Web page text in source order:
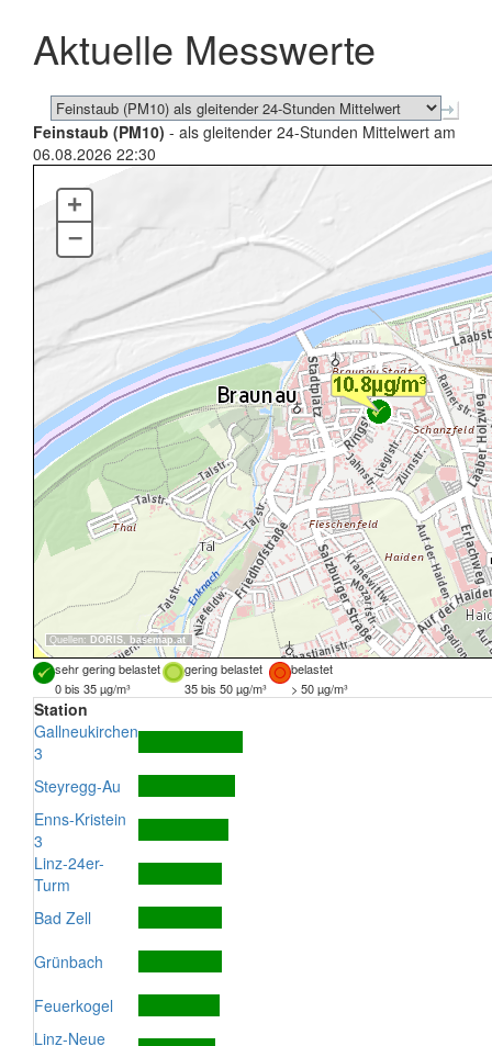
schließen
Aktuelle Messwerte
Feinstaub (PM10) - als gleitender 24-Stunden Mittelwert am
06.08.2026 22:30
Quellen: DORIS, basemap.at
+
–
sehr gering belastet gering belastet
belastet
0 bis 35 µg/m³
35 bis 50 µg/m³ > 50 µg/m³
Station
Gallneukirchen
3
Steyregg-Au
Enns-Kristein
3
Linz-24er-
Turm
Bad Zell
Grünbach
Feuerkogel
Linz-Neue